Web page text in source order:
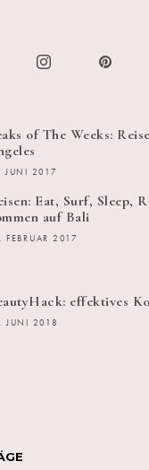
of The Weeks:
JUNI 2017
Eat, Surf, Sleep,
auf Bali
FEBRUAR 2017
effektives
JUNI 2018